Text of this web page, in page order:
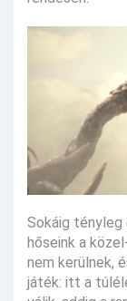
Sokáig tényleg
hőseink a
nem kerülnek,
játék: itt a